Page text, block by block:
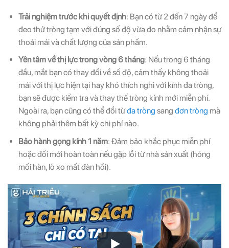
Trải nghiệm trước khi quyết định: Bạn có từ 2 đến 7 ngày để
đeo thử tròng tạm với đúng số độ vừa đo nhằm cảm nhận sự
thoải mái và chất lượng của sản phẩm.
Yên tâm về thị lực trong vòng 6 tháng: Nếu trong 6 tháng
đầu, mắt bạn có thay đổi về số độ, cảm thấy không thoải
mái với thị lực hiện tại hay khó thích nghi với kính đa tròng,
bạn sẽ được kiểm tra và thay thế tròng kính mới miễn phí.
Ngoài ra, bạn cũng có thể đổi từđa tròng sang đơn tròng mà
không phải thêm bất kỳ chi phí nào.
Bảo hành gọng kính 1 năm: Đảm bảo khắc phục miễn phí
hoặc đổi mới hoàn toàn nếu gặp lỗi từ nhà sản xuất (hỏng
mối hàn, lò xo mất đàn hồi).